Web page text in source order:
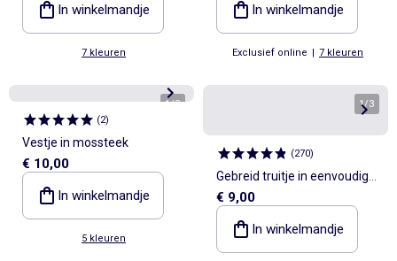
In winkelmandje
7 kleuren
In winkelmandje
Exclusief online | 7 kleuren
1/3
(2)
Vestje in mossteek
€ 10,00
In winkelmandje
5 kleuren
1/3
(270)
Gebreid truitje in eenvoudige
ribbelsteek
€ 9,00
In winkelmandje